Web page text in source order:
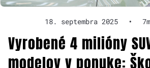
18. septembra 2025 •
Vyrobené 4 milióny
modelov v ponuke: